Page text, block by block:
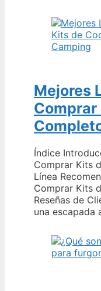
Mejores
Comprar
Índice
Comprar Kits
Línea
Comprar Kits
Reseñas de
una escapada